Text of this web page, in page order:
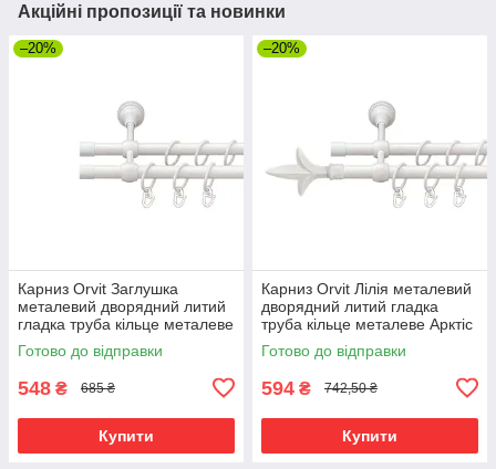
Акційні пропозиції та новинки
–20%
Карниз Orvit Заглушка
металевий дворядний литий
гладка труба кільце металеве
Арктіс 16\16 мм 120 см (00-
00019198)
Готово до відправки
548 ₴ 685 ₴
Купити
–20%
Карниз Orvit Лілія металевий
дворядний литий гладка
труба кільце металеве Арктіс
16\16 мм 120 см (00-
00012358)
Готово до відправки
594 ₴ 742,50 ₴
Купити